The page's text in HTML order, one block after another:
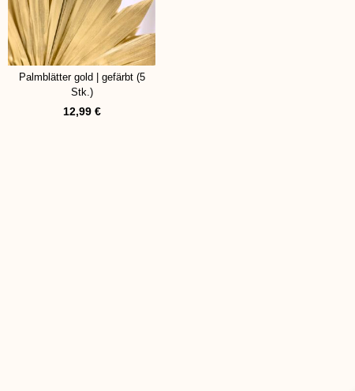
Palmblätter gold | gefärbt (5
Stk.)
12,99 €